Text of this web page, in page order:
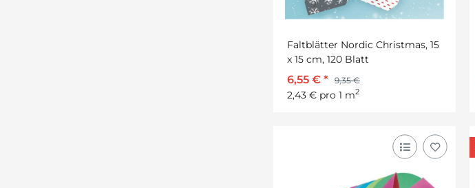
Faltblätter Nordic Christmas, 15
x 15 cm, 120 Blatt
6,55 € * 9,35 €
2,43 € pro 1 m2